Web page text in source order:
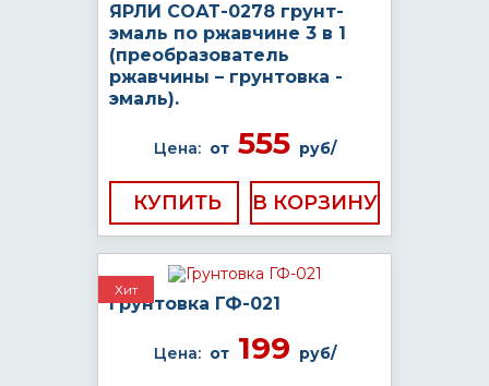
ЯРЛИ СОАТ-0278 грунт-
эмаль по ржавчине 3 в 1
(преобразователь
ржавчины – грунтовка -
эмаль).
Цена: от555 руб/
КУПИТЬ
Хит
Грунтовка ГФ-021
Цена: от199 руб/